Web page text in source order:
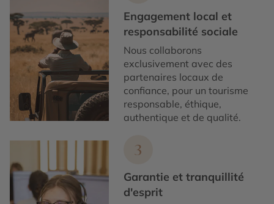
Engagement local et
responsabilité sociale
Nous collaborons
exclusivement avec des
partenaires locaux de
confiance, pour un tourisme
responsable, éthique,
authentique et de qualité.
3
Garantie et tranquillité
d'esprit